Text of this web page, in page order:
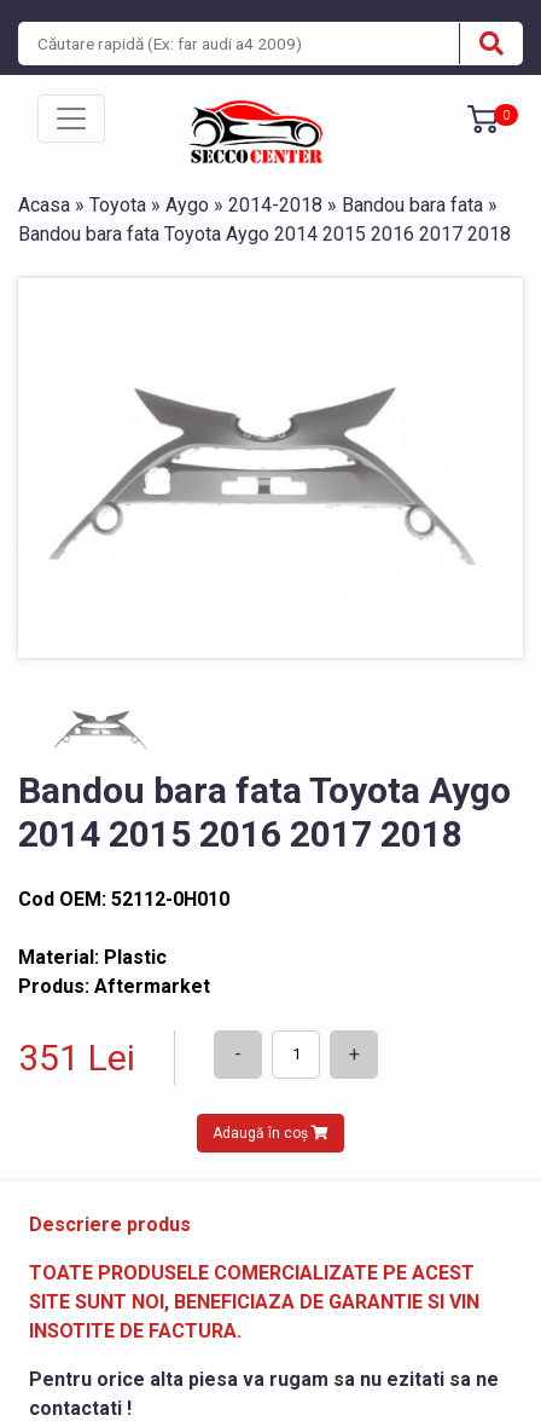
0
Acasa » Toyota » Aygo » 2014-2018 » Bandou bara fata »
Bandou bara fata Toyota Aygo 2014 2015 2016 2017 2018
Bandou bara fata Toyota Aygo
2014 2015 2016 2017 2018
Cod OEM: 52112-0H010
Material: Plastic
Produs: Aftermarket
351 Lei - +
Adaugă în coș
Descriere produs
TOATE PRODUSELE COMERCIALIZATE PE ACEST
SITE SUNT NOI, BENEFICIAZA DE GARANTIE SI VIN
INSOTITE DE FACTURA.
Pentru orice alta piesa va rugam sa nu ezitati sa ne
contactati !